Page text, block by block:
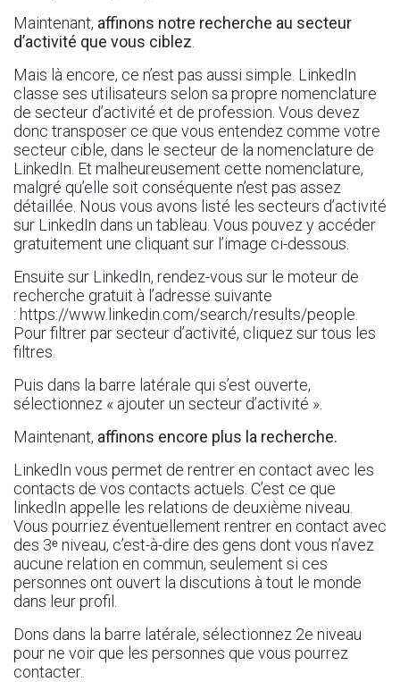
Maintenant, affinons notre recherche au secteur
d’activité que vous ciblez
Mais là encore, ce n’est pas aussi simple. LinkedIn
classe ses utilisateurs selon sa propre nomenclature
de secteur d’activité et de profession. Vous devez
donc transposer ce que vous entendez comme votre
secteur cible, dans le secteur de la nomenclature de
LinkedIn. Et malheureusement cette nomenclature,
malgré qu’elle soit conséquente n’est pas assez
détaillée. Nous vous avons listé les secteurs d’activité
sur LinkedIn dans un tableau. Vous pouvez y accéder
gratuitement une cliquant sur l’image ci-dessous.
Ensuite sur LinkedIn, rendez-vous sur le moteur de
recherche gratuit à l’adresse suivante
: https://www.linkedin.com/search/results/people
Pour filtrer par secteur d’activité, cliquez sur tous les
filtres.
Puis dans la barre latérale qui s’est ouverte,
sélectionnez « ajouter un secteur d’activité ».
Maintenant, affinons encore plus la recherche.
LinkedIn vous permet de rentrer en contact avec les
contacts de vos contacts actuels. C’est ce que
linkedIn appelle les relations de deuxième niveau.
Vous pourriez éventuellement rentrer en contact avec
des 3ᵉ niveau, c’est-à-dire des gens dont vous n’avez
aucune relation en commun, seulement si ces
personnes ont ouvert la discutions à tout le monde
dans leur profil.
Dons dans la barre latérale, sélectionnez 2e niveau
pour ne voir que les personnes que vous pourrez
contacter.